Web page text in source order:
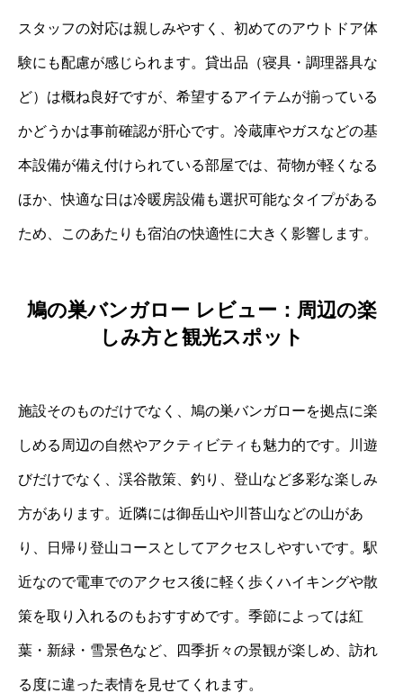
スタッフの対応は親しみやすく、初めてのアウトドア体
験にも配慮が感じられます。貸出品（寝具・調理器具な
ど）は概ね良好ですが、希望するアイテムが揃っている
かどうかは事前確認が肝心です。冷蔵庫やガスなどの基
本設備が備え付けられている部屋では、荷物が軽くなる
ほか、快適な日は冷暖房設備も選択可能なタイプがある
ため、このあたりも宿泊の快適性に大きく影響します。
鳩の巣バンガロー レビュー：周辺の楽
しみ方と観光スポット
施設そのものだけでなく、鳩の巣バンガローを拠点に楽
しめる周辺の自然やアクティビティも魅力的です。川遊
びだけでなく、渓谷散策、釣り、登山など多彩な楽しみ
方があります。近隣には御岳山や川苔山などの山があ
り、日帰り登山コースとしてアクセスしやすいです。駅
近なので電車でのアクセス後に軽く歩くハイキングや散
策を取り入れるのもおすすめです。季節によっては紅
葉・新緑・雪景色など、四季折々の景観が楽しめ、訪れ
る度に違った表情を見せてくれます。